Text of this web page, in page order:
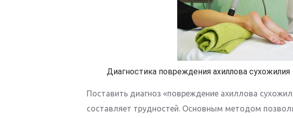
Диагностика повреждения ахиллова сухожилия
Поставить диагноз «повреждение ахиллова
составляет трудностей. Основным методом